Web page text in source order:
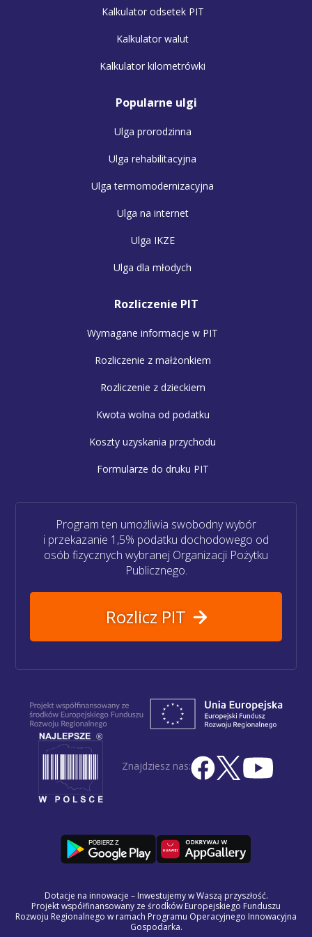
Kalkulator odsetek PIT
Kalkulator walut
Kalkulator kilometrówki
Popularne ulgi
Ulga prorodzinna
Ulga rehabilitacyjna
Ulga termomodernizacyjna
Ulga na internet
Ulga IKZE
Ulga dla młodych
Rozliczenie PIT
Wymagane informacje w PIT
Rozliczenie z małżonkiem
Rozliczenie z dzieckiem
Kwota wolna od podatku
Koszty uzyskania przychodu
Formularze do druku PIT
Program ten umożliwia swobodny wybór
i przekazanie 1,5% podatku dochodowego od
osób fizycznych wybranej Organizacji Pożytku
Publicznego.
Rozlicz PIT
Znajdziesz nas:
Dotacje na innowacje – Inwestujemy w Waszą przyszłość.
Projekt współfinansowany ze środków Europejskiego Funduszu
Rozwoju Regionalnego w ramach Programu Operacyjnego Innowacyjna
Gospodarka.